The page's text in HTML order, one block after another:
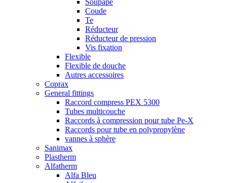
Soupape
Coude
Te
Réducteur
Réducteur de pression
Vis fixation
Flexible
Flexible de douche
Autres accessoires
Coprax
General fittings
Raccord compress PEX 5300
Tubes multicouche
Raccords à compression pour tube Pe-X
Raccords pour tube en polypropylène
vannes à sphère
Sanimax
Plastherm
Alfatherm
Alfa Bleu